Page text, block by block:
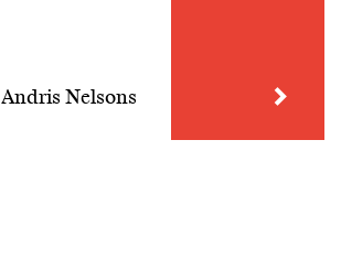
Andris Nelsons